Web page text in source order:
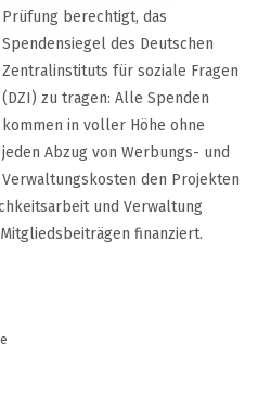
Prüfung berechtigt, das
Spendensiegel des Deutschen
Zentralinstituts für soziale Fragen
(DZI) zu tragen: Alle Spenden
kommen in voller Höhe ohne
jeden Abzug von Werbungs- und
Verwaltungskosten den Projekten
und Verwaltung
finanziert.